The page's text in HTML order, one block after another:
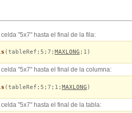
"5x7" hasta el final de la fila:
(tableRef;5;7; MAXLONG ;1)
"5x7" hasta el final de la columna:
(tableRef;5;7;1; MAXLONG )
"5x7" hasta el final de la tabla: